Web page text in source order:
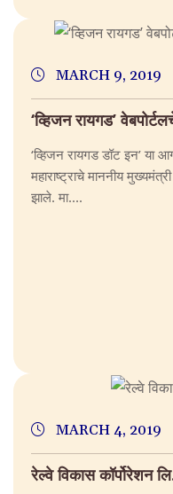
MARCH 9, 2019
‘व्हिजन रायगड’
‘व्हिजन रायगड डॉट इन’ या
महाराष्ट्राचे माननीय
झाले. मा....
MARCH 4, 2019
रेल्वे विकास कॉर्पोरेशन